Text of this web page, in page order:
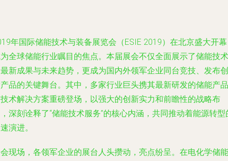
年国际储能技术与装备展览会（ESIE 2019）在北京盛大开
全球储能行业瞩目的焦点。本届展会不仅全面展示了储能技术
新成果与未来趋势，更成为国内外领军企业同台竞技、发布创
品的关键舞台。其中，多家行业巨头携其最新研发的储能产品
术解决方案重磅登场，以强大的创新实力和前瞻性的战略布
深刻诠释了“储能技术服务”的核心内涵，共同推动着能源转型
演进。
现场，各领军企业的展台人头攒动，亮点纷呈。在电化学储能